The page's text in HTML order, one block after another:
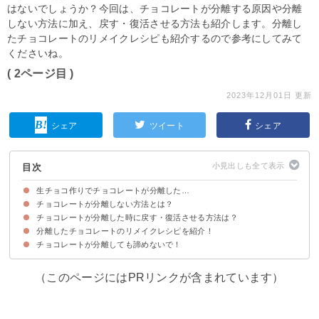
はないでしょうか？今回は、チョコレートが分離する原因や分離
しない方法に加え、戻す・復活させる方法も紹介します。分離し
たチョコレートのリメイクレシピも紹介するので参考にしてみて
くださいね。
( 2ページ目 )
2023年12月01日 更新
シェア ツイート シェア
目次
生チョコ作りでチョコレートが分離した…
チョコレートが溶ける際に分離する原因・理由
分離したチョコレートの味わいは？まずい？
チョコレートが分離しない方法とは？
①チョコレートは50度ほどのお湯で温める
②チョコレートは溶け切ってから混ぜる
③チョコレートを溶かすときは水分が入らないようにする
チョコレートが分離した時に戻す・復活させる方法は？
①牛乳や生クリームを入れる
②電子レンジで温めてみる
③新しいチョコレートを溶かして入れる
分離したチョコレートのリメイクレシピを紹介！
①チョコレートクッキー
②一口クランチチョコ
③トリュフ
チョコレートが分離しても諦めないで！
（このページにはPRリンクが含まれています）